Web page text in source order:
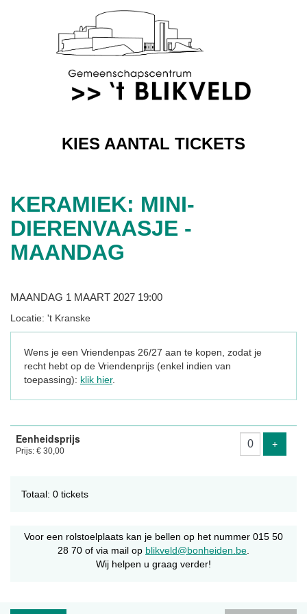
KIES AANTAL TICKETS
KERAMIEK: MINI-
DIERENVAASJE -
MAANDAG
MAANDAG 1 MAART 2027 19:00
Locatie: 't Kranske
Wens je een Vriendenpas 26/27 aan te kopen, zodat je
recht hebt op de Vriendenprijs (enkel indien van
toepassing): klik hier.
Aantal
Eenheidsprijs
Prijs: € 30,00
+Voeg
Totaal: 0 tickets
Voor een rolstoelplaats kan je bellen op het nummer 015 50
28 70 of via mail op blikveld@bonheiden.be
Wij helpen u graag verder!